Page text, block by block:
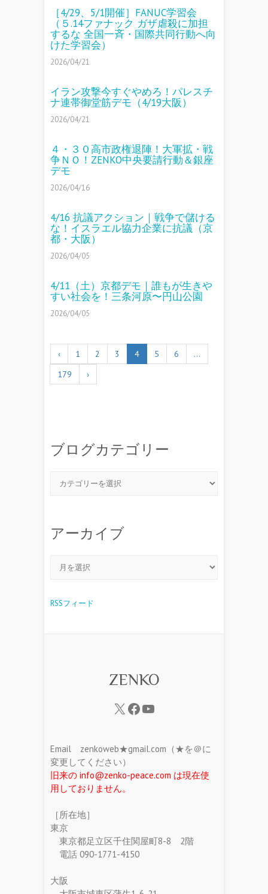
［4/29、5/1開催］FANUC学習会
（５.14ファナック ガザ虐殺に加担
するな 全国一斉・国際共同行動へ向
けた学習会）
2026/04/21
イラン攻撃今すぐやめろ！パレスチ
ナ連帯御堂筋デモ（4/19大阪）
2026/04/21
４・３０高市政権退陣！大軍拡・戦
争ＮＯ！ZENKO中央要請行動＆銀座
デモ
2026/04/16
4/16 抗議アクション｜戦争で儲ける
な！イスラエル協力企業に抗議（京
都・大阪）
2026/04/05
4/11（土）京都デモ｜誰もが生きや
すい社会を！三条河原〜円山公園
2026/04/05
‹ 1 2 3 4 5 6
…
179
›
ブログカテゴリー
アーカイブ
RSSフィード
ZENKO
Email zenkoweb★gmail.com（★を＠に
変更してください）
旧来の info@zenko-peace.com は現在使
用しておりません。
［所在地］
東京
東京都足立区千住関屋町8-8 2階
電話 090-1771-4150
大阪